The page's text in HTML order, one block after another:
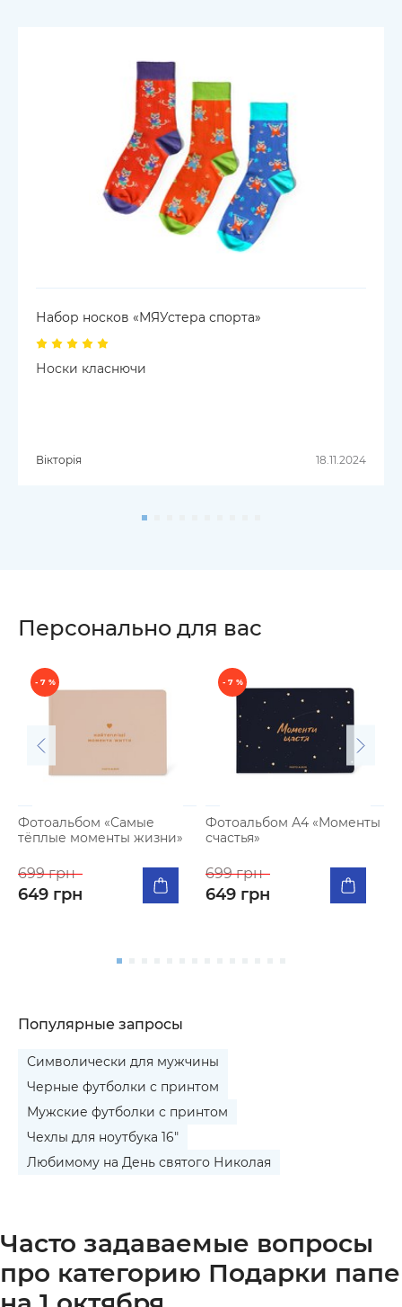
Набор носков «МЯУстера спорта»
Носки класнючи
Вікторія 18.11.2024
Персонально для вас
- 7 %
Фотоальбом «Самые
тёплые моменты жизни»
699 грн
649 грн
- 7 %
Фотоальбом А4 «Моменты
счастья»
699 грн
649 грн
Популярные запросы
Символически для мужчины
Черные футболки с принтом
Мужские футболки с принтом
Чехлы для ноутбука 16"
Любимому на День святого Николая
Часто задаваемые вопросы
про категорию Подарки папе